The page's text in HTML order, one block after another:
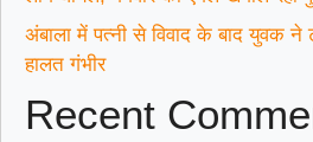
अंबाला में पत्नी से विवाद के बाद युवक
हालत गंभीर
Recent